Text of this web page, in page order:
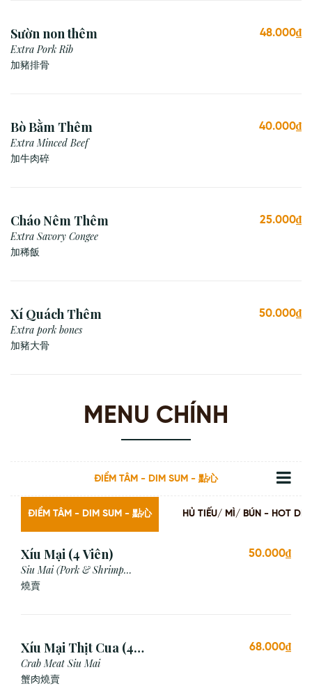
Sườn non thêm
Extra Pork Rib
加豬排骨
48.000₫
Bò Bằm Thêm
Extra Minced Beef
加牛肉碎
40.000₫
Cháo Nêm Thêm
Extra Savory Congee
加稀飯
25.000₫
Xí Quách Thêm
Extra pork bones
加豬大骨
50.000₫
MENU CHÍNH
ĐIỂM TÂM - DIM SUM - 點心
ĐIỂM TÂM - DIM SUM - 點心 HỦ TIẾU/ MÌ/ BÚN - HOT
Xíu Mại (4 Viên)
Siu Mai (Pork & Shrimp
Dumpling)
燒賣
50.000₫
Xíu Mại Thịt Cua (4
Viên)
Crab Meat Siu Mai
蟹肉燒賣
68.000₫